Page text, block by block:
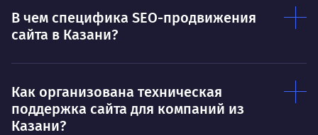
В чем специфика SEO-продвижения
сайта в Казани?
Как организована техническая
поддержка сайта для компаний из
Казани?